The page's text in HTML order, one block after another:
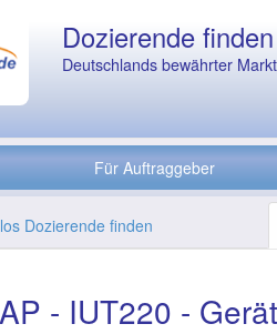
Dozierende
Deutschlands bewährter
Für Auftraggeber
Dozierende finden
- IUT220 -